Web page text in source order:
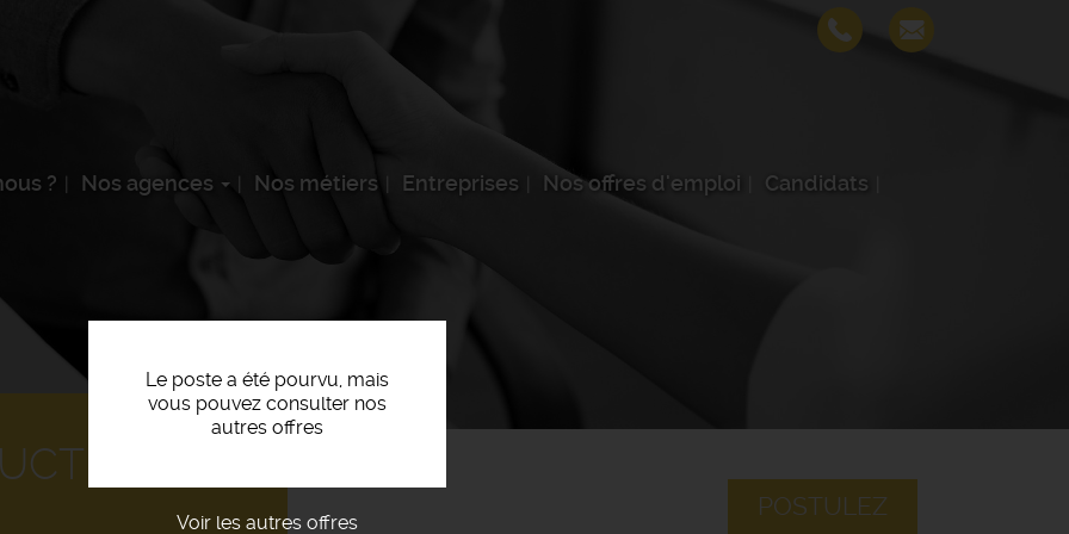
? Nos agences Nos métiers Entreprises Nos offres d'emploi Candidats
Le poste a été pourvu, mais
vous pouvez consulter nos
autres offres
Voir les autres offres
POSTULEZ
F/H